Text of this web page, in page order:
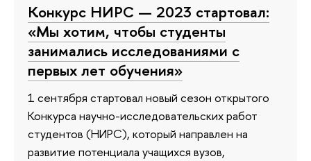
Конкурс НИРС — 2023 стартовал:
«Мы хотим, чтобы студенты
занимались исследованиями с
первых лет обучения»
1 сентября стартовал новый сезон открытого
Конкурса научно-исследовательских работ
студентов (НИРС), который направлен на
развитие потенциала учащихся вузов,